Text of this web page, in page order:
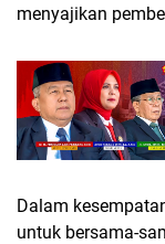
menyajikan
Dalam
untuk bersama-